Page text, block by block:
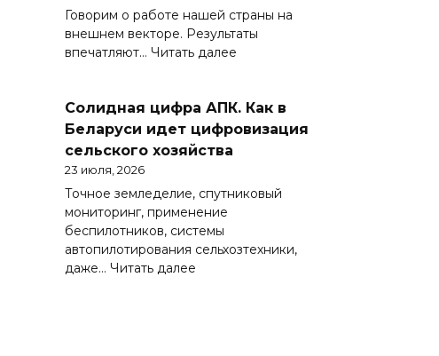
Говорим о работе нашей страны на
внешнем векторе. Результаты
впечатляют… Читать далее
Почему
для
эффективно
зарубежных
Солидная цифра АПК. Как в
Беларуси идет цифровизация
сельского хозяйства
23 июля, 2026
Точное земледелие, спутниковый
мониторинг, применение
беспилотников, системы
автопилотирования сельхозтехники,
даже… Читать далее